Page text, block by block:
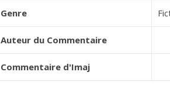
Genre
Auteur du Commentaire
Commentaire d'Imaj